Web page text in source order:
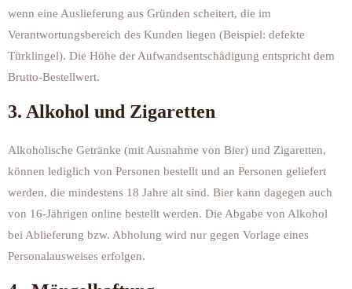
wenn eine Auslieferung aus Gründen scheitert, die im
Verantwortungsbereich des Kunden liegen (Beispiel: defekte
Türklingel). Die Höhe der Aufwandsentschädigung entspricht dem
Brutto-Bestellwert.
3. Alkohol und Zigaretten
Alkoholische Getränke (mit Ausnahme von Bier) und Zigaretten,
können lediglich von Personen bestellt und an Personen geliefert
werden, die mindestens 18 Jahre alt sind. Bier kann dagegen auch
von 16-Jährigen online bestellt werden. Die Abgabe von Alkohol
bei Ablieferung bzw. Abholung wird nur gegen Vorlage eines
Personalausweises erfolgen.